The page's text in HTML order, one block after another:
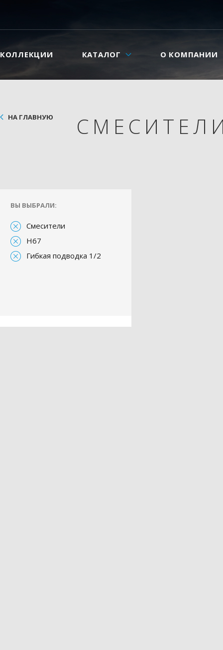
КОЛЛЕКЦИИ КАТАЛОГ О КОМПАНИИ
НА ГЛАВНУЮ
ВЫ ВЫБРАЛИ:
Смесители
H67
Гибкая подводка 1/2